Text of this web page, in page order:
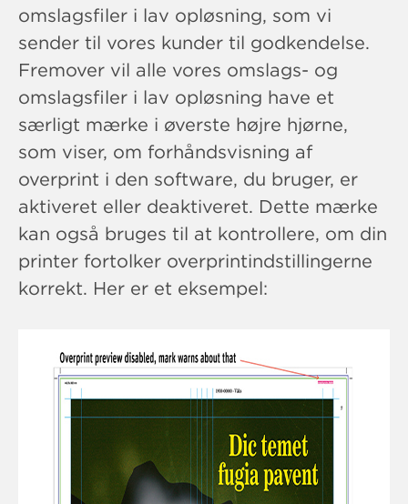
omslagsfiler i lav opløsning, som vi
sender til vores kunder til godkendelse.
Fremover vil alle vores omslags- og
omslagsfiler i lav opløsning have et
særligt mærke i øverste højre hjørne,
som viser, om forhåndsvisning af
overprint i den software, du bruger, er
aktiveret eller deaktiveret. Dette mærke
kan også bruges til at kontrollere, om din
printer fortolker overprintindstillingerne
korrekt. Her er et eksempel: